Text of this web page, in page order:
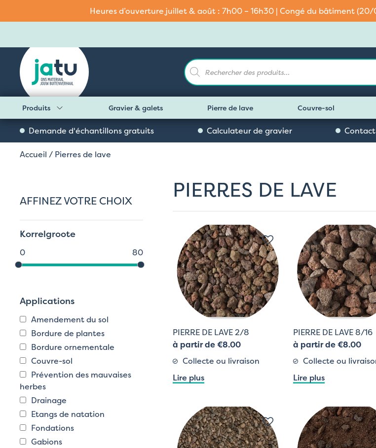
Heures d’ouverture juillet & août : 7h00 – 16h30 | Congé du bâtiment
Recherche
de
produits
Produits Gravier & galets Pierre de lave Couvre-sol
Demande d'échantillons gratuits Calculateur de gravier
Accueil / Pierres de lave
PIERRES DE LAVE
PIERRE DE LAVE 2/8
à partir de €8.00
Collecte ou livraison
Lire plus
PIERRE DE LAVE 8/16
à partir de €8.00
Collecte ou
Lire plus
AFFINEZ VOTRE CHOIX
Korrelgroote
0 80
Applications
Amendement du sol
Bordure de plantes
Bordure ornementale
Couvre-sol
Prévention des mauvaises
herbes
Drainage
Etangs de natation
Fondations
Gabions